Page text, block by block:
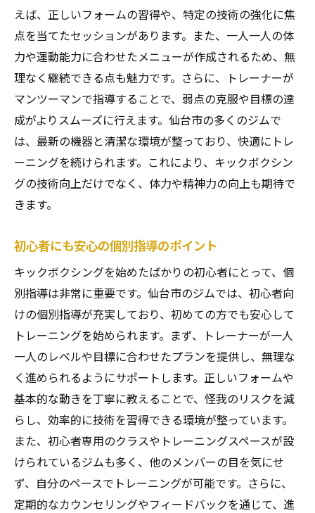
えば、正しいフォームの習得や、特定の技術の強化に焦
点を当てたセッションがあります。また、一人一人の体
力や運動能力に合わせたメニューが作成されるため、無
理なく継続できる点も魅力です。さらに、トレーナーが
マンツーマンで指導することで、弱点の克服や目標の達
成がよりスムーズに行えます。仙台市の多くのジムで
は、最新の機器と清潔な環境が整っており、快適にトレ
ーニングを続けられます。これにより、キックボクシン
グの技術向上だけでなく、体力や精神力の向上も期待で
きます。
初心者にも安心の個別指導のポイント
キックボクシングを始めたばかりの初心者にとって、個
別指導は非常に重要です。仙台市のジムでは、初心者向
けの個別指導が充実しており、初めての方でも安心して
トレーニングを始められます。まず、トレーナーが一人
一人のレベルや目標に合わせたプランを提供し、無理な
く進められるようにサポートします。正しいフォームや
基本的な動きを丁寧に教えることで、怪我のリスクを減
らし、効率的に技術を習得できる環境が整っています。
また、初心者専用のクラスやトレーニングスペースが設
けられているジムも多く、他のメンバーの目を気にせ
ず、自分のペースでトレーニングが可能です。さらに、
定期的なカウンセリングやフィードバックを通じて、進